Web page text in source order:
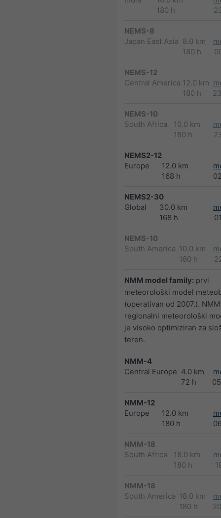
180 h
NEMS-8
Japan East Asia 8.0 km
180 h
NEMS-12
Central America 12.0 km
180 h
NEMS-10
South Africa
10.0 km
180 h
NEMS2-12
Europe
12.0 km
168 h
NEMS2-30
Global
30.0 km
168 h
NEMS-10
South America 10.0 km
180 h
NMM model family: prvi
meteorološki model
(operativan od 2007.).
regionalni meteorološki
je visoko optimiziran za
teren.
NMM-4
Central Europe 4.0 km
72 h
NMM-12
Europe
12.0 km
180 h
NMM-18
South Africa
18.0 km
180 h
NMM-18
South America 18.0 km
180 h